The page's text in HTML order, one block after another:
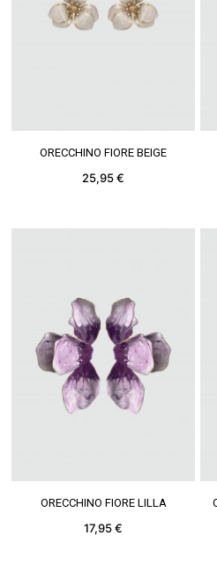
VEDERE DI PIÙ
ORECCHINO FIORE BEIGE
25,95 €
VEDERE DI PIÙ
ORECCHINO FIORE LILLA
17,95 €